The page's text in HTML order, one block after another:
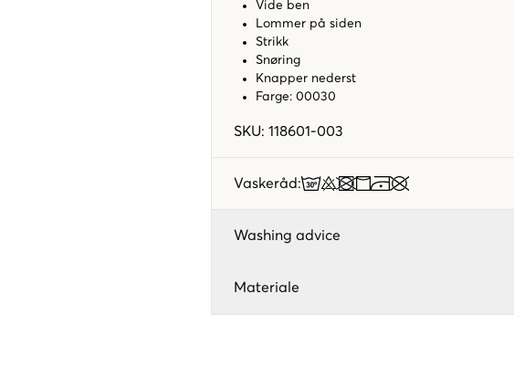
Vide ben
Lommer på siden
Strikk
Snøring
Knapper nederst
Farge: 00030
SKU: 118601-003
Vaskeråd:
Washing advice
Materiale